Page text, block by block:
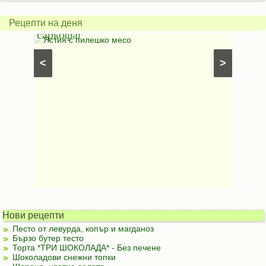
Рецепти на деня
>
<
в
саркофаг
Ястия с пилешко месо
Нови рецепти
Песто от левурда, копър и магданоз
Бързо бутер тесто
Торта *ТРИ ШОКОЛАДА* - Без печене
Шоколадови снежни топки